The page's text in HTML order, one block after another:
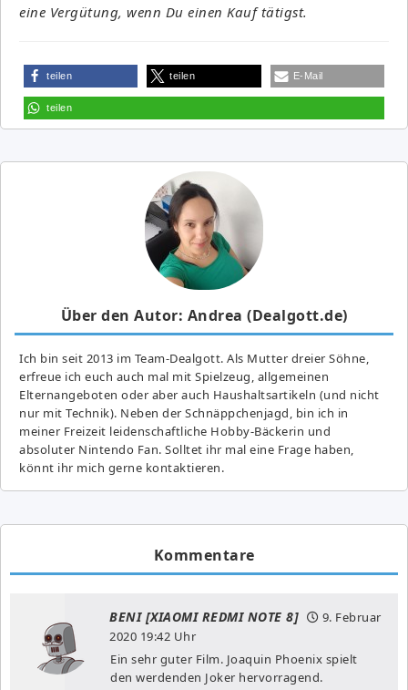
eine Vergütung, wenn Du einen Kauf tätigst.
teilen teilen E-Mail
teilen
Über den Autor: Andrea (Dealgott.de)
Ich bin seit 2013 im Team-Dealgott. Als Mutter dreier Söhne,
erfreue ich euch auch mal mit Spielzeug, allgemeinen
Elternangeboten oder aber auch Haushaltsartikeln (und nicht
nur mit Technik). Neben der Schnäppchenjagd, bin ich in
meiner Freizeit leidenschaftliche Hobby-Bäckerin und
absoluter Nintendo Fan. Solltet ihr mal eine Frage haben,
könnt ihr mich gerne kontaktieren.
Kommentare
BENI [XIAOMI REDMI NOTE 8]
9. Februar
2020 19:42 Uhr
Ein sehr guter Film. Joaquin Phoenix spielt
den werdenden Joker hervorragend.